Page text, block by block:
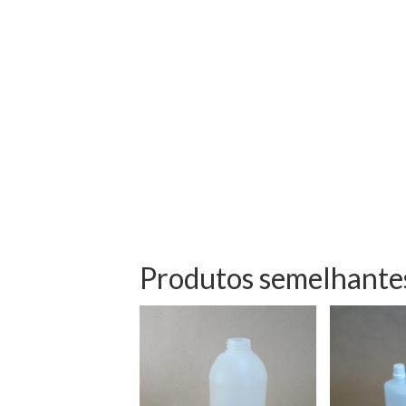
Produtos